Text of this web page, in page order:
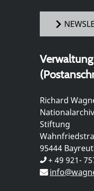
Richard
Stiftung
95444
+ 49 921-